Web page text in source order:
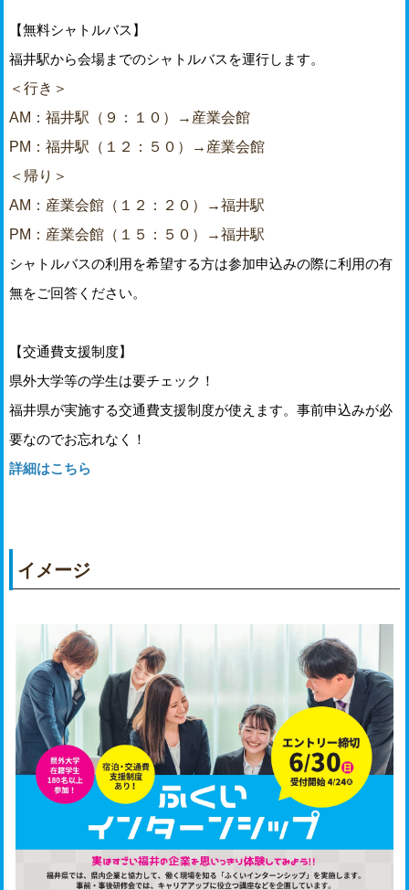
【無料シャトルバス】
福井駅から会場までのシャトルバスを運行します。
＜行き＞
AM：福井駅（９：１０）→産業会館
PM：福井駅（１２：５０）→産業会館
＜帰り＞
AM：産業会館（１２：２０）→福井駅
PM：産業会館（１５：５０）→福井駅
シャトルバスの利用を希望する方は参加申込みの際に利用の有
無をご回答ください。
【交通費支援制度】
県外大学等の学生は要チェック！
福井県が実施する交通費支援制度が使えます。事前申込みが必
要なのでお忘れなく！
詳細はこちら
イメージ